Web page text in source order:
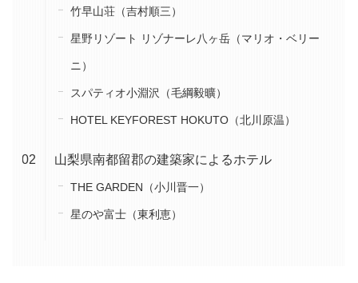
竹早山荘（吉村順三）
星野リゾート リゾナーレ八ヶ岳（マリオ・ベリー
ニ）
スパティオ小淵沢（毛綱毅曠）
HOTEL KEYFOREST HOKUTO（北川原温）
山梨県南都留郡の建築家によるホテル
THE GARDEN（小川晋一）
星のや富士（東利恵）